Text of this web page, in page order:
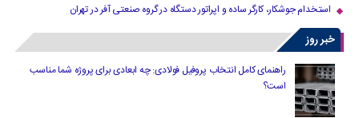
استخدام جوشکار، کارگر ساده و اپراتور دستگاه در گروه صنعتی آفر در تهران
خبر روز
راهنمای کامل انتخاب پروفیل فولادی: چه ابعادی برای پروژه شما مناسب
است؟